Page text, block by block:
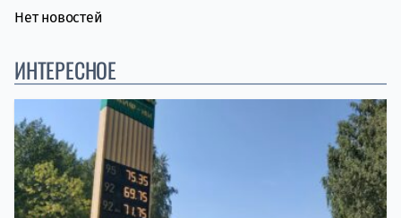
Нет новостей
ИНТЕРЕСНОЕ